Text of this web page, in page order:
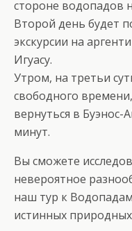
стороне водопадов
Второй день будет
экскурсии на
Игуасу.
Утром, на третьи
свободного
вернуться в Буэнос-
минут.
Вы сможете
невероятное
наш тур к
истинных природных